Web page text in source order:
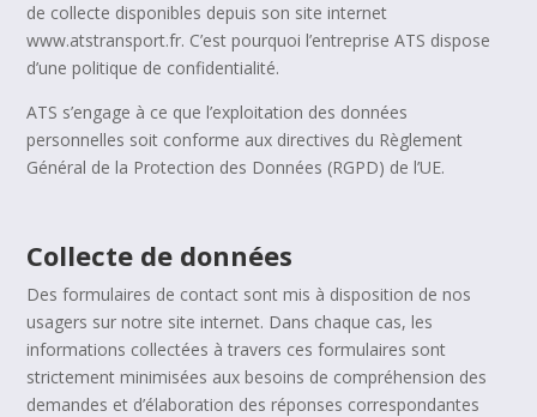
de collecte disponibles depuis son site internet
www.atstransport.fr. C’est pourquoi l’entreprise ATS dispose
d’une politique de confidentialité.
ATS s’engage à ce que l’exploitation des données
personnelles soit conforme aux directives du Règlement
Général de la Protection des Données (RGPD) de l’UE.
Collecte de données
Des formulaires de contact sont mis à disposition de nos
usagers sur notre site internet. Dans chaque cas, les
informations collectées à travers ces formulaires sont
strictement minimisées aux besoins de compréhension des
demandes et d’élaboration des réponses correspondantes